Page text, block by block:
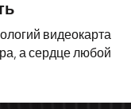
видеокарта
а сердце любой